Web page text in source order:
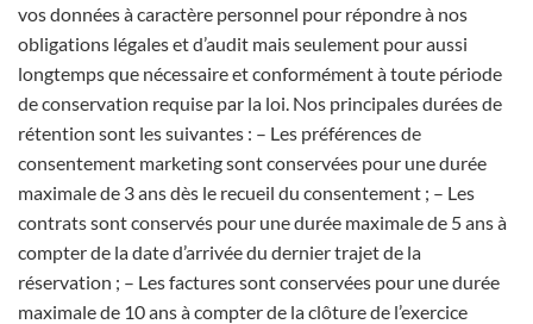
vos données à caractère personnel pour répondre à nos
obligations légales et d’audit mais seulement pour aussi
longtemps que nécessaire et conformément à toute période
de conservation requise par la loi. Nos principales durées de
rétention sont les suivantes : – Les préférences de
consentement marketing sont conservées pour une durée
maximale de 3 ans dès le recueil du consentement ; – Les
contrats sont conservés pour une durée maximale de 5 ans à
compter de la date d’arrivée du dernier trajet de la
réservation ; – Les factures sont conservées pour une durée
maximale de 10 ans à compter de la clôture de l’exercice